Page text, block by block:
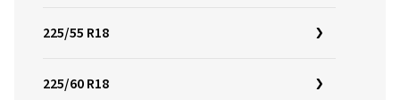
225/55 R18
225/60 R18